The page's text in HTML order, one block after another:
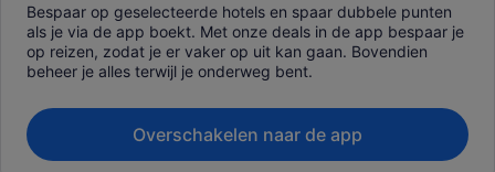
Bespaar op geselecteerde hotels en spaar dubbele punten
als je via de app boekt. Met onze deals in de app bespaar je
op reizen, zodat je er vaker op uit kan gaan. Bovendien
beheer je alles terwijl je onderweg bent.
Overschakelen naar de app